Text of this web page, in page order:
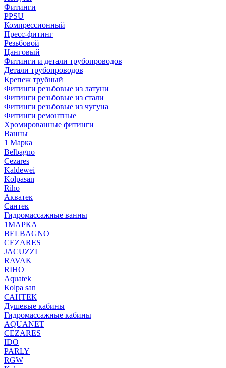
Фитинги
PPSU
Компрессионный
Пресс-фитинг
Резьбовой
Цанговый
Фитинги и детали трубопроводов
Детали трубопроводов
Крепеж трубный
Фитинги резьбовые из латуни
Фитинги резьбовые из стали
Фитинги резьбовые из чугуна
Фитинги ремонтные
Хромированные фитинги
Ванны
1 Марка
Belbagno
Cezares
Kaldewei
Kolpasan
Riho
Акватек
Сантек
Гидромассажные ванны
1МАРКА
BELBAGNO
CEZARES
JACUZZI
RAVAK
RIHO
Аquatek
Кolpa san
САНТЕК
Душевые кабины
Гидромассажные кабины
AQUANET
CEZARES
IDO
PARLY
RGW